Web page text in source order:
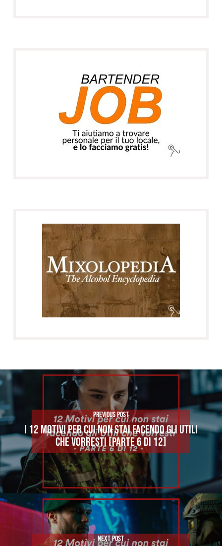
Previous Post
I 12 MOTIVI PER CUI NON STAI FACENDO GLI UTILI
CHE VORRESTI [PARTE 6 di 12]
Next Post